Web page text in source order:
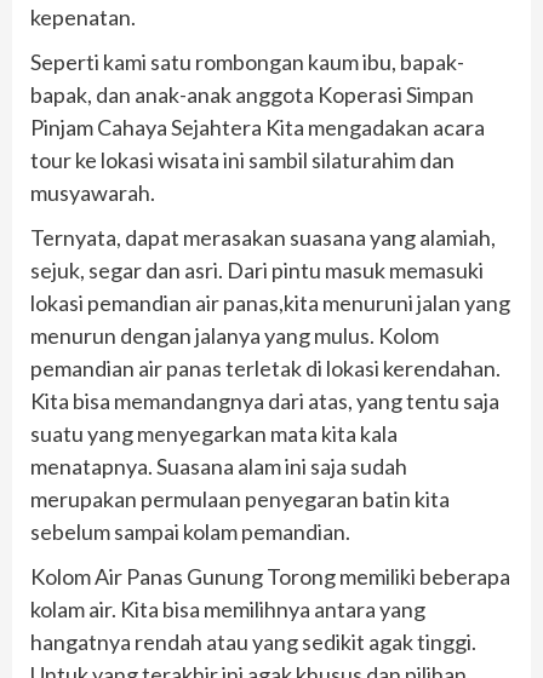
kepenatan.
Seperti kami satu rombongan kaum ibu, bapak-
bapak, dan anak-anak anggota Koperasi Simpan
Pinjam Cahaya Sejahtera Kita mengadakan acara
tour ke lokasi wisata ini sambil silaturahim dan
musyawarah.
Ternyata, dapat merasakan suasana yang alamiah,
sejuk, segar dan asri. Dari pintu masuk memasuki
lokasi pemandian air panas,kita menuruni jalan yang
menurun dengan jalanya yang mulus. Kolom
pemandian air panas terletak di lokasi kerendahan.
Kita bisa memandangnya dari atas, yang tentu saja
suatu yang menyegarkan mata kita kala
menatapnya. Suasana alam ini saja sudah
merupakan permulaan penyegaran batin kita
sebelum sampai kolam pemandian.
Kolom Air Panas Gunung Torong memiliki beberapa
kolam air. Kita bisa memilihnya antara yang
hangatnya rendah atau yang sedikit agak tinggi.